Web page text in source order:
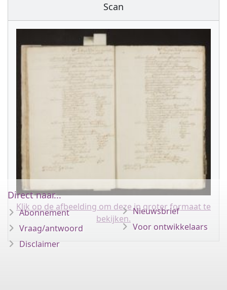
Scan
Klik op de afbeelding om deze in groter formaat te
bekijken.
Direct naar...
Abonnement
Vraag/antwoord
Disclaimer
Nieuwsbrief
Voor ontwikkelaars